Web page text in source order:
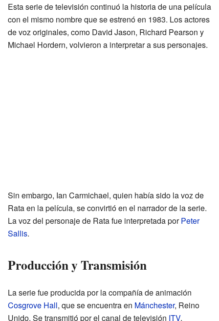
Esta serie de televisión continuó la historia de una película
con el mismo nombre que se estrenó en 1983. Los actores
de voz originales, como David Jason, Richard Pearson y
Michael Hordern, volvieron a interpretar a sus personajes.
Sin embargo, Ian Carmichael, quien había sido la voz de
Rata en la película, se convirtió en el narrador de la serie.
La voz del personaje de Rata fue interpretada porPeter
Sallis.
Producción y Transmisión
La serie fue producida por la compañía de animación
Cosgrove Hall, que se encuentra en Mánchester, Reino
Unido. Se transmitió por el canal de televisión ITV.